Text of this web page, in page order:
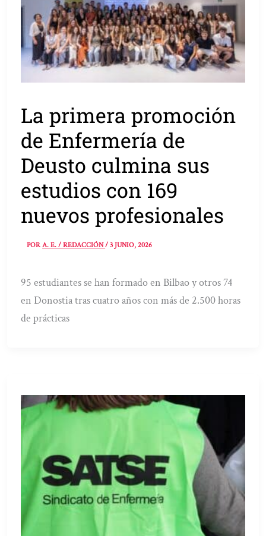
La primera promoción
de Enfermería de
Deusto culmina sus
estudios con 169
nuevos profesionales
PORA. E. / REDACCIÓN/3 JUNIO, 2026
95 estudiantes se han formado en Bilbao y otros 74
en Donostia tras cuatro años con más de 2.500 horas
de prácticas